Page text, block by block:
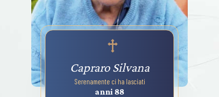
Capraro Silvana
Serenamente ci ha lasciati
anni 88